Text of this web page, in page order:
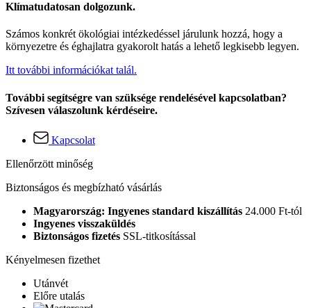
Klímatudatosan dolgozunk.
Számos konkrét ökológiai intézkedéssel járulunk hozzá, hogy a
környezetre és éghajlatra gyakorolt hatás a lehető legkisebb legyen.
Itt további információkat talál.
További segítségre van szüksége rendelésével kapcsolatban?
Szívesen válaszolunk kérdéseire.
Kapcsolat
Ellenőrzött minőség
Biztonságos és megbízható vásárlás
Magyarország: Ingyenes standard kiszállítás 24.000 Ft-tól
Ingyenes visszaküldés
Biztonságos fizetés SSL-titkosítással
Kényelmesen fizethet
Utánvét
Előre utalás